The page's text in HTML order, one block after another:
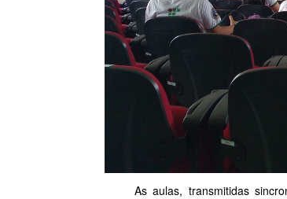
As aulas, transmitidas